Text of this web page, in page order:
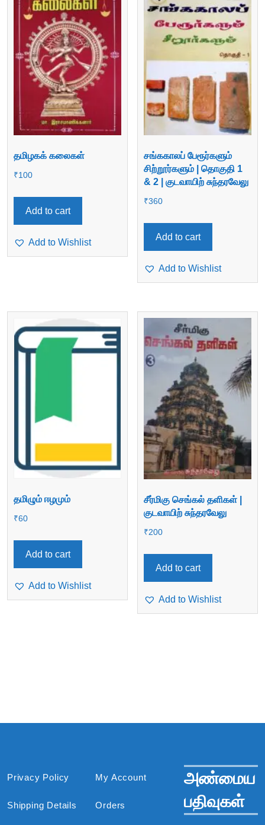
தமிழகக் கலைகள்
₹100
Add to cart
Add to Wishlist
சங்ககாலப் பேரூர்களும்
சிற்றூர்களும் | தொகுதி 1
& 2 | குடவாயிற் சுந்தரவேலு
₹360
Add to cart
Add to Wishlist
தமிழும் ஈழமும்
₹60
Add to cart
Add to Wishlist
சீர்மிகு செங்கல் தளிகள் |
குடவாயிற் சுந்தரவேலு
₹200
Add to cart
Add to Wishlist
Privacy Policy
Shipping Details
My Account
Orders
அண்மைய
பதிவுகள்